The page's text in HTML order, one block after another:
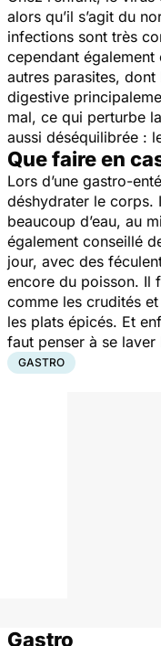
alors qu’il s’agit du
infections sont très
cependant
autres parasites,
digestive
mal, ce qui perturbe
aussi déséquilibrée :
Que faire en
Lors d’une gastro-
déshydrater le corps.
beaucoup d’eau, au
également conseillé
jour, avec des
encore du poisson. Il
comme les crudités
les plats épicés. Et
faut penser à se
GASTRO
Gastro